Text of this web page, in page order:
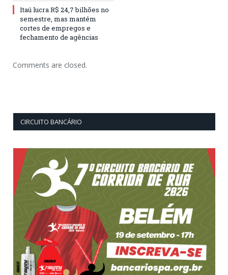
Itaú lucra R$ 24,7 bilhões no
semestre, mas mantém
cortes de empregos e
fechamento de agências
Comments are closed.
CIRCUITO BANCÁRIO